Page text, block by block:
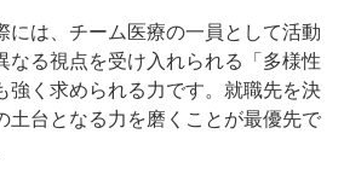
は、チーム医療の一員として活動
なる視点を受け入れられる「多様性
強く求められる力です。就職先を決
土台となる力を磨くことが最優先で